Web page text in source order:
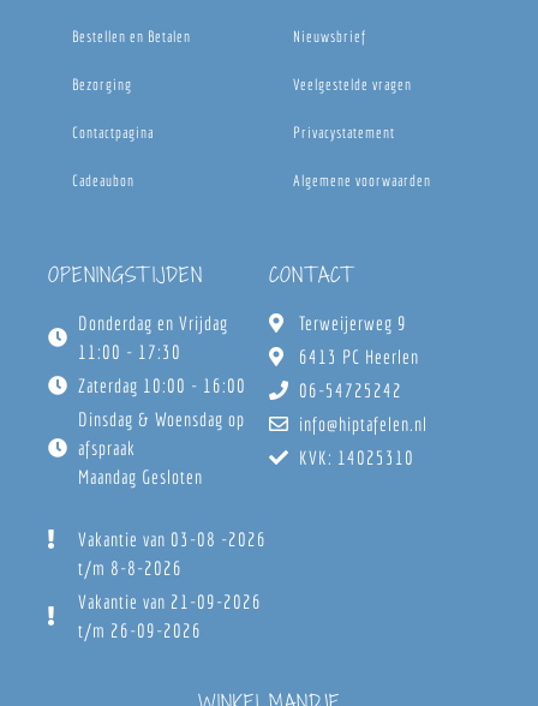
Bestellen en Betalen
Bezorging
Contactpagina
Cadeaubon
Nieuwsbrief
Veelgestelde vragen
Privacystatement
Algemene voorwaarden
OPENINGSTIJDEN
Donderdag en Vrijdag
11:00 - 17:30
Zaterdag 10:00 - 16:00
Dinsdag & Woensdag op
afspraak
Maandag Gesloten
Vakantie van 03-08 -2026
t/m 8-8-2026
Vakantie van 21-09-2026
t/m 26-09-2026
CONTACT
Terweijerweg 9
6413 PC Heerlen
06-54725242
info@hiptafelen.nl
KVK: 14025310